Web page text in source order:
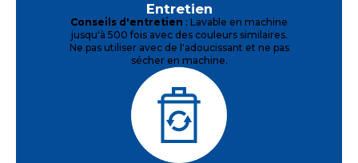
Entretien
Conseils d'entretien : Lavable en machine
jusqu'à 500 fois avec des couleurs similaires.
Ne pas utiliser avec de l'adoucissant et ne pas
sécher en machine.